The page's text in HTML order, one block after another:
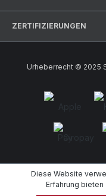
ZERTIFIZIERUNGEN
Urheberrecht © 2025
Diese Website
Erfahrung bieten